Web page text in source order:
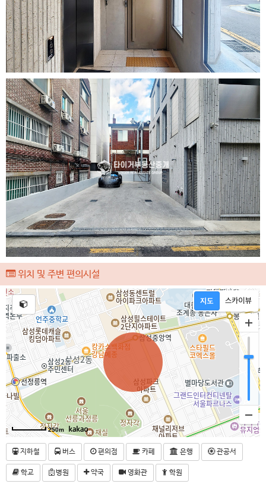
위치 및 주변 편의시설
250m
지하철 버스 편의점 카페 은행 관공서
학교 병원 약국 영화관 학원